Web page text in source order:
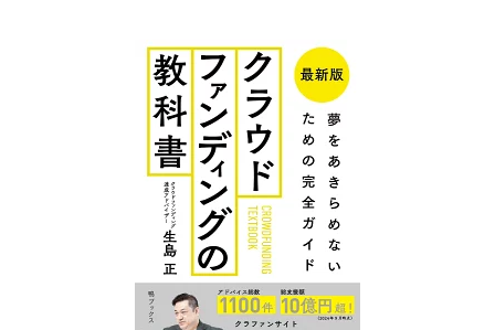
クラファン